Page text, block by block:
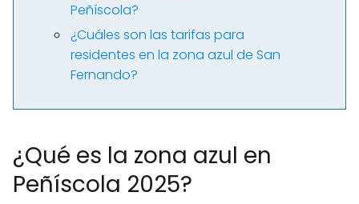
Peñíscola?
¿Cuáles son las tarifas para
residentes en la zona azul de San
Fernando?
¿Qué es la zona azul en
Peñíscola 2025?